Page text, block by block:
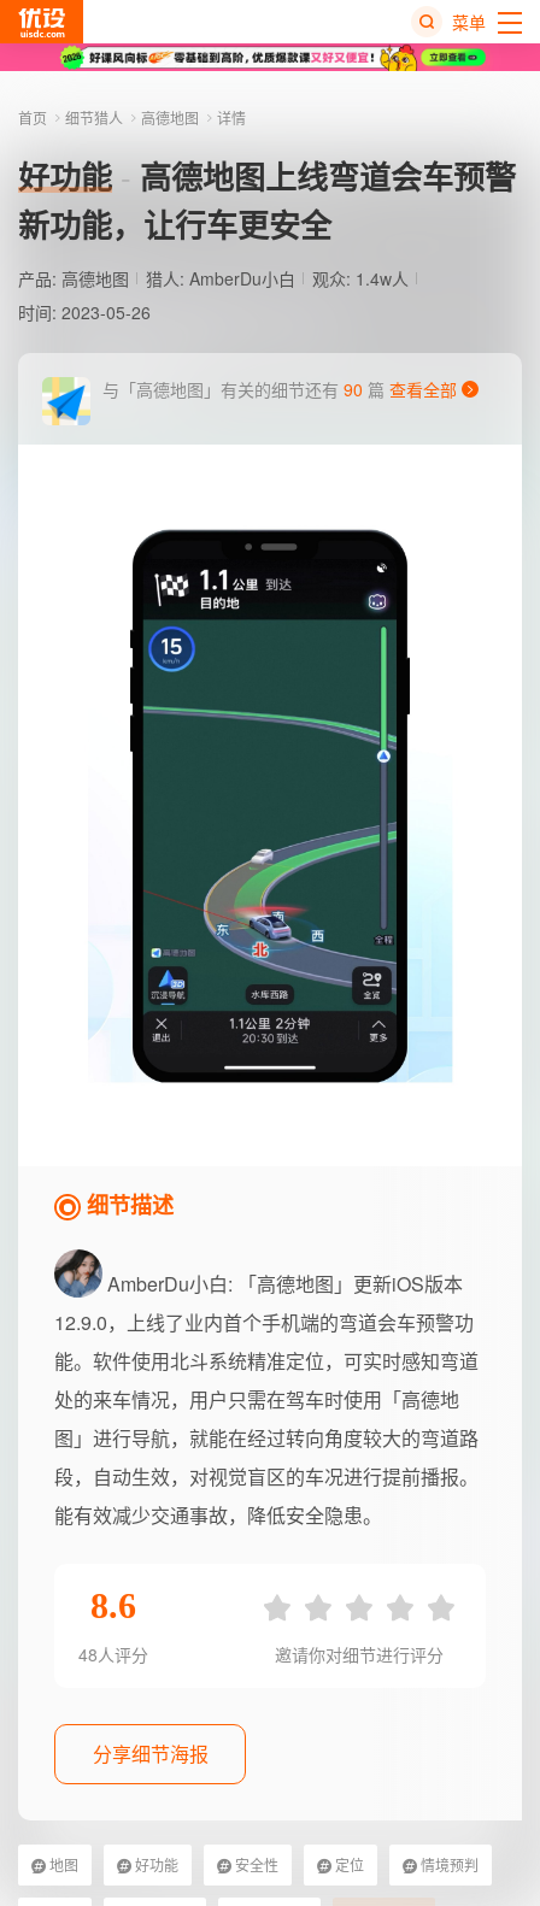
菜单
首页 细节猎人 高德地图 详情
好功能
高德地图上线弯道会车预警
新功能，让行车更安全
产品: 高德地图 猎人: AmberDu小白
观众: 1.4w人
时间: 2023-05-26
与「高德地图」有关的细节还有 90 篇 查看全部
细节描述
AmberDu小白: 「高德地图」更新iOS版本
12.9.0，上线了业内首个手机端的弯道会车预警功
能。软件使用北斗系统精准定位，可实时感知弯道
处的来车情况，用户只需在驾车时使用「高德地
图」进行导航，就能在经过转向角度较大的弯道路
段，自动生效，对视觉盲区的车况进行提前播报。
能有效减少交通事故，降低安全隐患。
8.6
48人评分 邀请你对细节进行评分
分享细节海报
地图 好功能 安全性 定位 情境预判